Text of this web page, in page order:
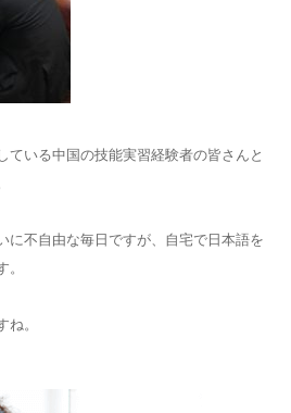
ている中国の技能実習経験者の皆さんと
に不自由な毎日ですが、自宅で日本語を
。